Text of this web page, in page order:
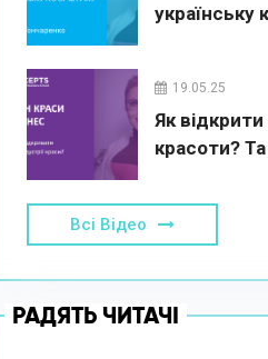
українську
19.05.25
Як
красоти?
Всі Відео
РАДЯТЬ ЧИТАЧІ